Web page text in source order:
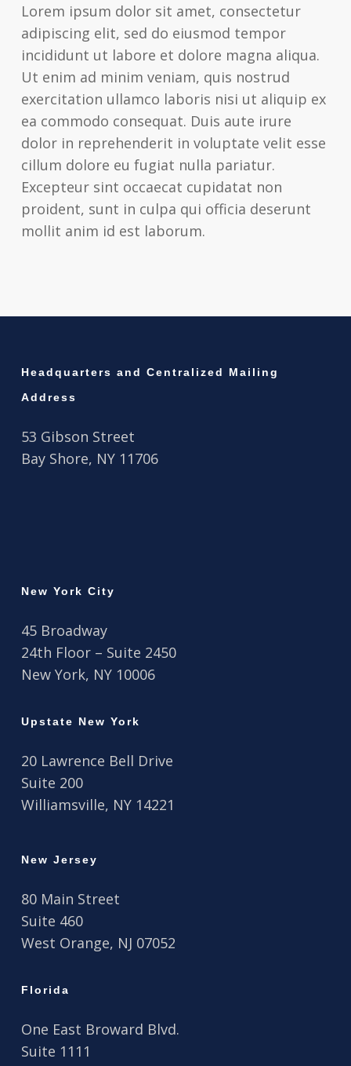
Lorem ipsum dolor sit amet, consectetur
adipiscing elit, sed do eiusmod tempor
incididunt ut labore et dolore magna aliqua.
Ut enim ad minim veniam, quis nostrud
exercitation ullamco laboris nisi ut aliquip ex
ea commodo consequat. Duis aute irure
dolor in reprehenderit in voluptate velit esse
cillum dolore eu fugiat nulla pariatur.
Excepteur sint occaecat cupidatat non
proident, sunt in culpa qui officia deserunt
mollit anim id est laborum.
Headquarters and Centralized Mailing
Address
53 Gibson Street
Bay Shore, NY 11706
New York City
45 Broadway
24th Floor – Suite 2450
New York, NY 10006
Upstate New York
20 Lawrence Bell Drive
Suite 200
Williamsville, NY 14221
New Jersey
80 Main Street
Suite 460
West Orange, NJ 07052
Florida
One East Broward Blvd.
Suite 1111